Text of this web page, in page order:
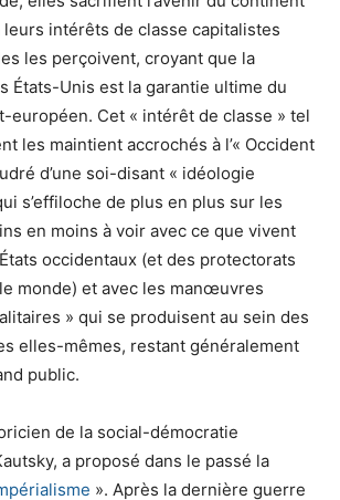
leurs intérêts de classe capitalistes
les perçoivent, croyant que la
États-Unis est la garantie ultime du
européen. Cet « intérêt de classe » tel
les maintient accrochés à l’« Occident
d’une soi-disant « idéologie
s’effiloche de plus en plus sur les
en moins à voir avec ce que vivent
occidentaux (et des protectorats
monde) et avec les manœuvres
» qui se produisent au sein des
elles-mêmes, restant généralement
public.
de la social-démocratie
a proposé dans le passé la
». Après la dernière guerre